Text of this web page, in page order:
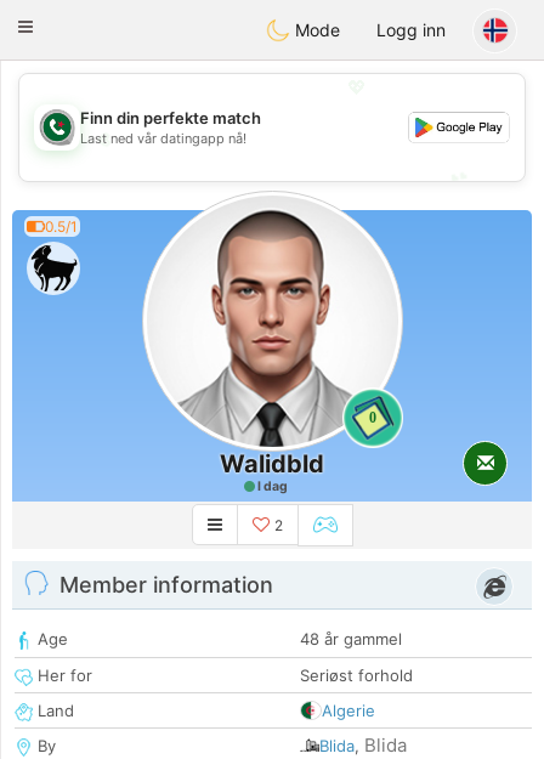
Weshrak
Toggle
Mode Logg inn
💖
💕
Finn din perfekte match
Last ned vår datingapp nå!
0.5/1
0
Walidbld
I dag
2
Member information
Age
48 år gammel
Her for
Seriøst forhold
Land
Algerie
By
Blida, Blida